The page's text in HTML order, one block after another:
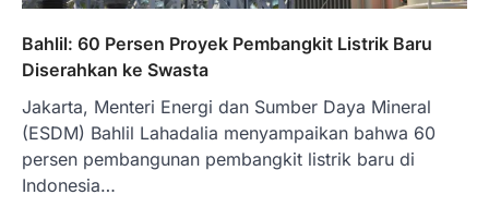
Bahlil: 60 Persen Proyek Pembangkit Listrik Baru
Diserahkan ke Swasta
Jakarta, Menteri Energi dan Sumber Daya Mineral
(ESDM) Bahlil Lahadalia menyampaikan bahwa 60
persen pembangunan pembangkit listrik baru di
Indonesia…